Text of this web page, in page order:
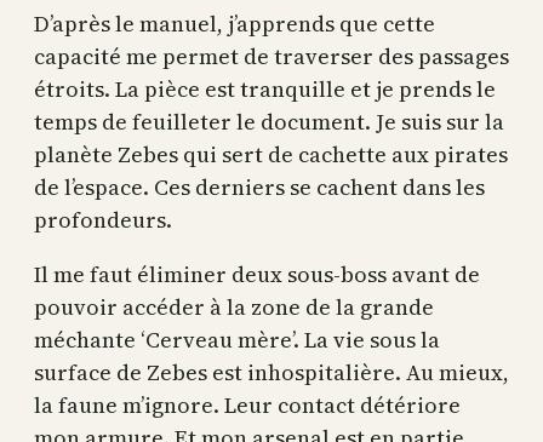
D’après le manuel, j’apprends que cette
capacité me permet de traverser des passages
étroits. La pièce est tranquille et je prends le
temps de feuilleter le document. Je suis sur la
planète Zebes qui sert de cachette aux pirates
de l’espace. Ces derniers se cachent dans les
profondeurs.
Il me faut éliminer deux sous-boss avant de
pouvoir accéder à la zone de la grande
méchante ‘Cerveau mère’. La vie sous la
surface de Zebes est inhospitalière. Au mieux,
la faune m’ignore. Leur contact détériore